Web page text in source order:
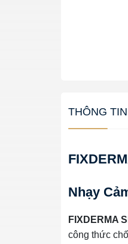
THÔNG
Nhạy
FIXDERMA
công thức